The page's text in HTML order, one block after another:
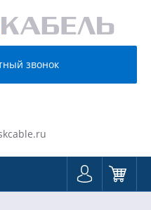
звонок